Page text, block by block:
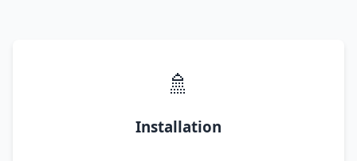
🚿
Installation